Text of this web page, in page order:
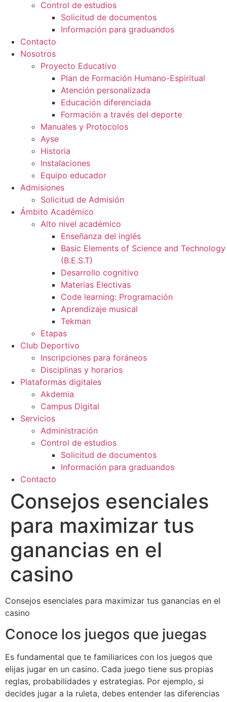
Control de estudios
Solicitud de documentos
Información para graduandos
Contacto
Nosotros
Proyecto Educativo
Plan de Formación Humano-Espiritual
Atención personalizada
Educación diferenciada
Formación a través del deporte
Manuales y Protocolos
Ayse
Historia
Instalaciones
Equipo educador
Admisiones
Solicitud de Admisión
Ámbito Académico
Alto nivel académico
Enseñanza del inglés
Basic Elements of Science and Technology
(B.E.S.T)
Desarrollo cognitivo
Materias Electivas
Code learning: Programación
Aprendizaje musical
Tekman
Etapas
Club Deportivo
Inscripciones para foráneos
Disciplinas y horarios
Plataformas digitales
Akdemia
Campus Digital
Servicios
Administración
Control de estudios
Solicitud de documentos
Información para graduandos
Contacto
Consejos esenciales
para maximizar tus
ganancias en el
casino
Consejos esenciales para maximizar tus ganancias en el
casino
Conoce los juegos que juegas
Es fundamental que te familiarices con los juegos que
elijas jugar en un casino. Cada juego tiene sus propias
reglas, probabilidades y estrategias. Por ejemplo, si
decides jugar a la ruleta, debes entender las diferencias